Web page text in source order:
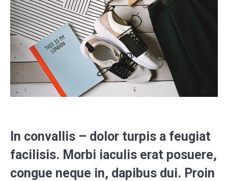
In convallis – dolor turpis a feugiat
facilisis. Morbi iaculis erat posuere,
congue neque in, dapibus dui. Proin